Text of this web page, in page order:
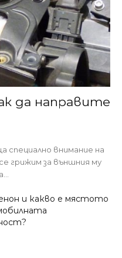
да направите
специално внимание на
грижим за външния му
и какво е мястото